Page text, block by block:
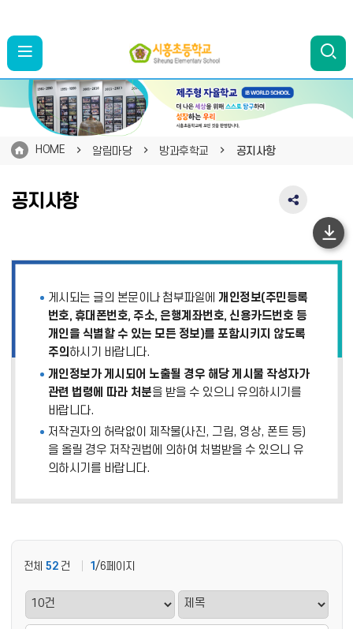
HOME 알림마당 방과후학교 공지사항
공지사항
SNS
역
치
기
게시되는 글의 본문이나 첨부파일에 개인정보(주민등록
번호, 휴대폰번호, 주소, 은행계좌번호, 신용카드번호 등
개인을 식별할 수 있는 모든 정보)를 포함시키지 않도록
주의 하시기 바랍니다.
개인정보가 게시되어 노출될 경우 해당 게시물 작성자가
관련 법령에 따라 처분을 받을 수 있으니 유의하시기를
바랍니다.
저작권자의 허락없이 제작물(사진, 그림, 영상, 폰트 등)
을 올릴 경우 저작권법에 의하여 처벌받을 수 있으니 유
의하시기를 바랍니다.
전체 52 건 1 /6페이지
하
단